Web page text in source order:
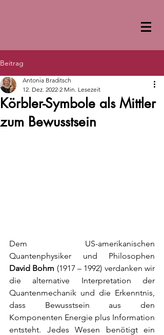
Beitrag
Körbler-Symbole als Mittler
zum Bewusstsein
Antonia Braditsch
12. Dez. 2022 2 Min. Lesezeit
Dem US-amerikanischen
David Bohm (1917 – 1992) verdanken wir
die alternative Interpretation der
Quantenmechanik und die Erkenntnis,
dass Bewusstsein aus den
Komponenten Energie plus Information
entsteht. Jedes Wesen benötigt ein